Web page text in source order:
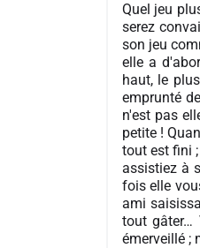
Quel jeu
serez
son jeu
elle a
haut, le
emprunté
n'est pas
petite !
tout est fini
assistiez à
fois elle
ami
tout gâter…
émerveillé ;